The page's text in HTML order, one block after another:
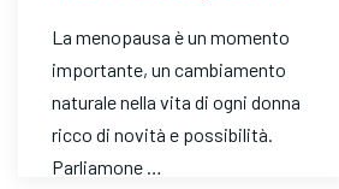
La menopausa è un momento
importante, un cambiamento
naturale nella vita di ogni donna
ricco di novità e possibilità.
Parliamone …